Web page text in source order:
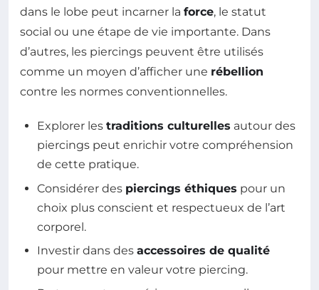
dans le lobe peut incarner la force, le statut
social ou une étape de vie importante. Dans
d’autres, les piercings peuvent être utilisés
comme un moyen d’afficher une rébellion
contre les normes conventionnelles.
Explorer les traditions culturelles autour des
piercings peut enrichir votre compréhension
de cette pratique.
Considérer des piercings éthiques pour un
choix plus conscient et respectueux de l’art
corporel.
Investir dans des accessoires de qualité
pour mettre en valeur votre piercing.